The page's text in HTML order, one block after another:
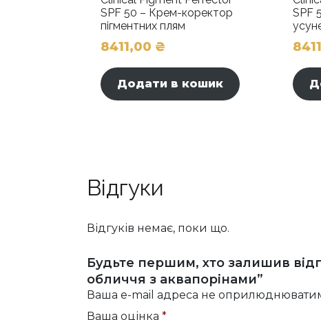
SPF 50 – Крем-коректор
пігментних плям
8411,00 ₴
Додати в кошик
SPF
Відгуки
Відгуків немає, поки що.
Будьте першим, хто залишив
обличчя з аквапорінами”
Ваша e-mail адреса не
Ваша оцінка *